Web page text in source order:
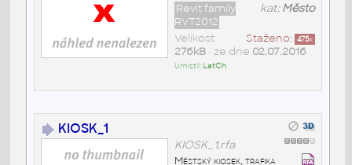
kat:Město
Revit family
RVT2012
Staženo: 475x
Velikost
276kB• ze dne 02.07.2016
Umístil: LatCh
KIOSK_1
KIOSK_1.rfa
Městský kiosek, trafika